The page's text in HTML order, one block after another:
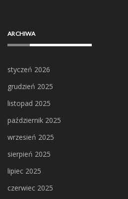
ARCHIWA
styczeń 2026
grudzień 2025
listopad 2025
październik 2025
wrzesień 2025
sierpień 2025
lipiec 2025
czerwiec 2025